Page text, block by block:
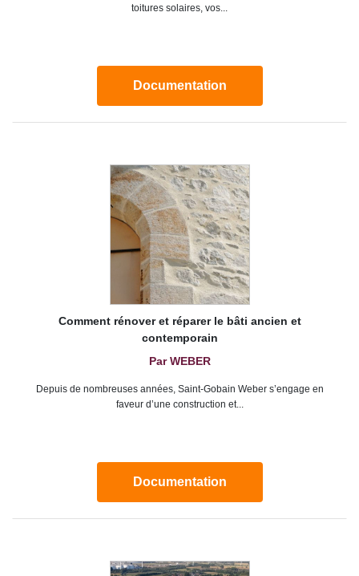
toitures solaires, vos...
Documentation
Comment rénover et réparer le bâti ancien et
contemporain
Par WEBER
Depuis de nombreuses années, Saint-Gobain Weber s’engage en
faveur d’une construction et...
Documentation